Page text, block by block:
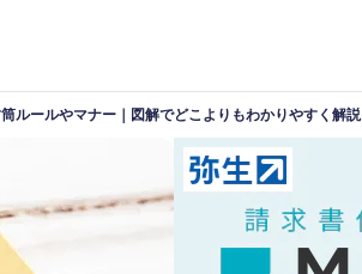
ルールやマナー｜図解でどこよりもわかりやすく解説